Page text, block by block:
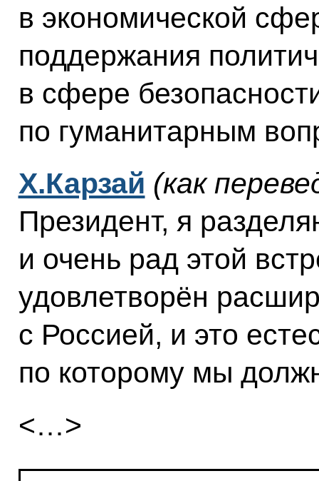
в экономической
поддержания
в сфере
по гуманитарным
Х.Карзай (как
Президент, я
и очень рад этой
удовлетворён
с Россией, и это
по которому мы
<…>